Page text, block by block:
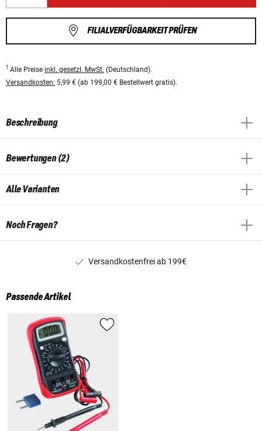
FILIALVERFÜGBARKEIT PRÜFEN
1 Alle Preise inkl. gesetzl. MwSt. (Deutschland).
Versandkosten: 5,99 € (ab 199,00 € Bestellwert gratis).
Beschreibung
Bewertungen (2)
Alle Varianten
Noch Fragen?
Versandkostenfrei ab 199€
Passende Artikel